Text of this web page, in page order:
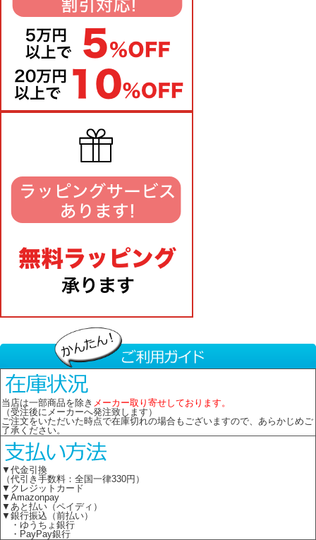
当店は一部商品を除き メーカー取り寄せしております。
（受注後にメーカーへ発注致します）
ご注文をいただいた時点で在庫切れの場合もございますので、あらかじめご
了承ください。
▼代金引換
（代引き手数料：全国一律330円）
▼クレジットカード
▼Amazonpay
▼あと払い（ペイディ）
▼銀行振込（前払い）
・ゆうちょ銀行
・PayPay銀行